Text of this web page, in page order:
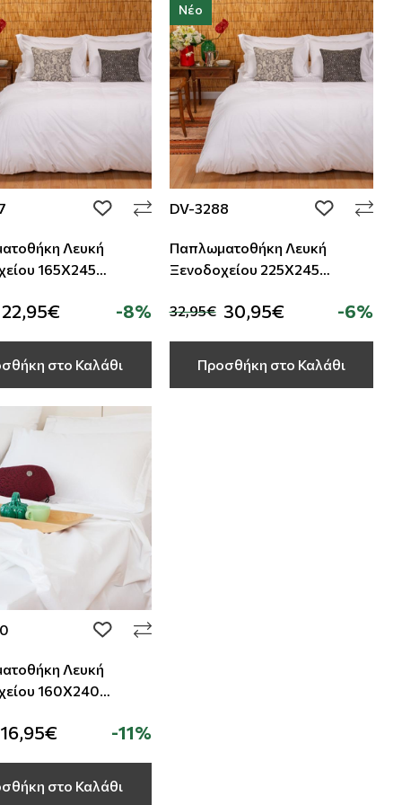
add to wishlist
Λευκή
22,95€ -8%
στο Καλάθι
Νέο
DV-3288 add to
Παπλωματοθήκη Λευκή
Ξενοδοχείου 225Χ245
32,95€ 30,95€ -6%
Προσθήκη στο Καλάθι
add to wishlist
Λευκή
16,95€ -11%
στο Καλάθι